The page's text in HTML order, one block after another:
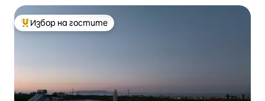
Най-популярен избор на гостите
Избор на гостите